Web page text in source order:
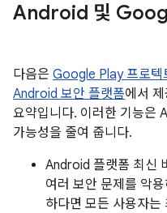
Android 및
다음은 Google Play 프로텍
Android 보안 플랫폼에서
요약입니다. 이러한 기능은
가능성을 줄여 줍니다.
Android 플랫폼 최신
여러 보안 문제를 악
하다면 모든 사용자